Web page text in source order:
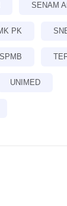
SENAM
PK
SPMB
UNIMED